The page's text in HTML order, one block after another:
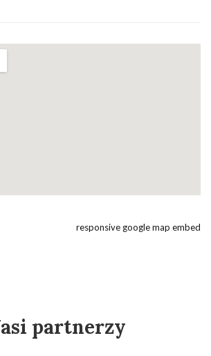
responsive google map embed
partnerzy